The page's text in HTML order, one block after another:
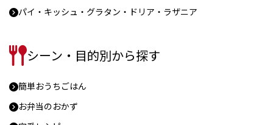
パイ・キッシュ・グラタン・ドリア・ラザニア
シーン・目的別から探す
簡単おうちごはん
お弁当のおかず